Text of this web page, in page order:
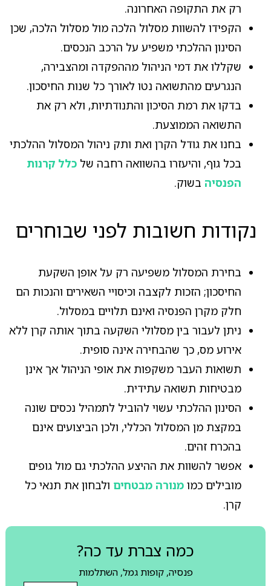
רק את התקופה האחרונה.
הקפידו להשוות מסלול הלכה מול מסלול הלכה, שכן
הסינון ההלכתי משפיע על הרכב הנכסים.
שקללו את דמי הניהול מההפקדה ומהצבירה,
הנגרעים מהתשואה נטו לאורך כל שנות החיסכון.
בדקו את רמת הסיכון והתנודתיות, ולא רק את
התשואה הממוצעת.
בחנו את גודל הקרן ואת ותק ניהול המסלול ההלכתי
בכל גוף, והיעזרו בהשוואה רחבה של כלל קרנות
הפנסיהבשוק.
נקודות חשובות לפני שבוחרים
בחירת המסלול משפיעה רק על אופן השקעת
החיסכון; הזכות לקצבה וכיסויי השאירים והנכות הם
חלק מקרן הפנסיה ואינם תלויים במסלול.
ניתן לעבור בין מסלולי השקעה בתוך אותה קרן ללא
אירוע מס, כך שהבחירה אינה סופית.
תשואות העבר משקפות את אופי הניהול אך אינן
מבטיחות תשואה עתידית.
הסינון ההלכתי עשוי להוביל לתמהיל נכסים שונה
במקצת מן המסלול הכללי, ולכן הביצועים אינם
בהכרח זהים.
אפשר להשוות את ההיצע ההלכתי גם מול גופים
מובילים כמו מנורה מבטחים ולבחון את תנאי כל
קרן.
כמה צברת עד כה?
פנסיה, קופות גמל, השתלמות